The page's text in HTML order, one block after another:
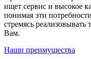
ищет сервис и высокое
понимая эти
стремясь
Вам.
Наши преимущества